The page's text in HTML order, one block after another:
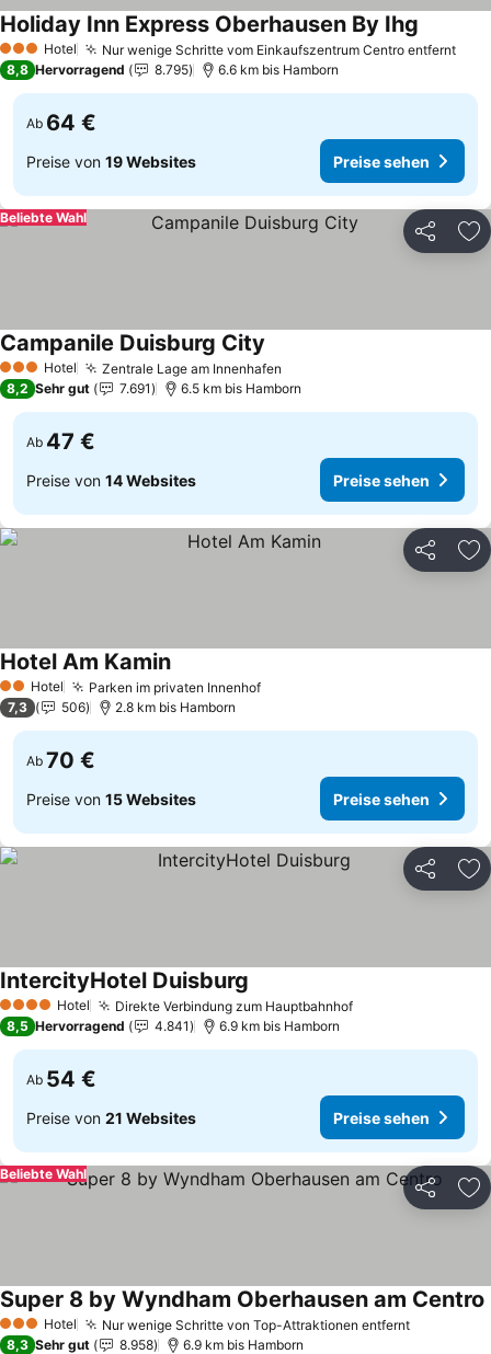
3 SterneHotel Nur wenige Schritte vom Einkaufszentrum Centro entfernt
Holiday Inn Express Oberhausen By Ihg
8,8 Hervorragend 8.795 6.6 km bis Hamborn
Ab 64 €
Preise von 19 Websites Preise sehen
Teilen
Beliebte Wahl
3 SterneHotel Zentrale Lage am Innenhafen
Campanile Duisburg City
8,2 Sehr gut 7.691 6.5 km bis Hamborn
Ab 47 €
Preise von 14 Websites Preise sehen
Teilen
2 Sterne
Hotel Parken im privaten InnenhofPreise sehen
Hotel Am KaminPreise sehen
7,3 506 2.8 km bis Hamborn
Ab 70 €
Preise von 15 Websites Preise sehen
Teilen
4 Sterne Hotel Direkte Verbindung zum HauptbahnhofPreise sehen
IntercityHotel Duisburg
8,5 Hervorragend 4.841 6.9 km bis Hamborn
Ab 54 €
Preise von 21 Websites Preise sehen
Teilen
Beliebte Wahl
3 SterneHotel Nur wenige Schritte von Top-Attraktionen entferntPreise
Super 8 by Wyndham Oberhausen am Centro
8,3 Sehr gut 8.958 6.9 km bis Hamborn